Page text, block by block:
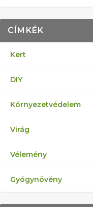
CÍMKÉK
Kert
DIY
Környezetvédelem
Virág
Vélemény
Gyógynövény